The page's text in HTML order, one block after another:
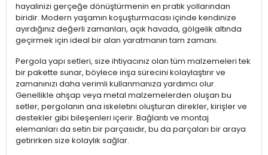
hayalinizi gerçeğe dönüştürmenin en pratik yollarından
biridir. Modern yaşamın koşuşturmacası içinde kendinize
ayırdığınız değerli zamanları, açık havada, gölgelik altında
geçirmek için ideal bir alan yaratmanın tam zamanı.
Pergola yapı setleri, size ihtiyacınız olan tüm malzemeleri tek
bir pakette sunar, böylece inşa sürecini kolaylaştırır ve
zamanınızı daha verimli kullanmanıza yardımcı olur.
Genellikle ahşap veya metal malzemelerden oluşan bu
setler, pergolanın ana iskeletini oluşturan direkler, kirişler ve
destekler gibi bileşenleri içerir. Bağlantı ve montaj
elemanları da setin bir parçasıdır, bu da parçaları bir araya
getirirken size kolaylık sağlar.